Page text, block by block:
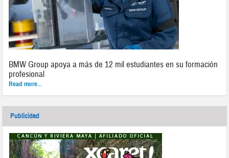
BMW Group apoya a más de 12 mil estudiantes en su formación
profesional
Read more...
Publicidad